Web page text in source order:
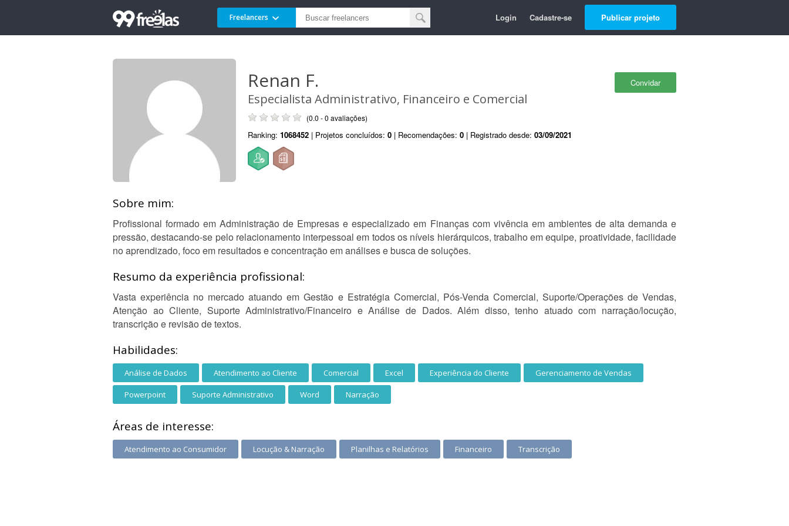
Freelancers Login Cadastre-se Publicar projeto
Convidar
Renan F.
Especialista Administrativo, Financeiro e Comercial
(0.0 - 0 avaliações)
Ranking: 1068452 | Projetos concluídos: 0 | Recomendações: 0 | Registrado desde: 03/09/2021
Sobre mim:
Profissional formado em Administração de Empresas e especializado em Finanças com vivência em ambientes de alta demanda e
pressão, destacando-se pelo relacionamento interpessoal em todos os níveis hierárquicos, trabalho em equipe, proatividade, facilidade
no aprendizado, foco em resultados e concentração em análises e busca de soluções.
Resumo da experiência profissional:
Vasta experiência no mercado atuando em Gestão e Estratégia Comercial, Pós-Venda Comercial, Suporte/Operações de Vendas,
Atenção ao Cliente, Suporte Administrativo/Financeiro e Análise de Dados. Além disso, tenho atuado com narração/locução,
transcrição e revisão de textos.
Habilidades:
Análise de Dados Atendimento ao Cliente Comercial Excel Experiência do Cliente Gerenciamento de Vendas
Powerpoint Suporte Administrativo Word Narração
Áreas de interesse:
Atendimento ao Consumidor Locução & Narração Planilhas e Relatórios Financeiro Transcrição